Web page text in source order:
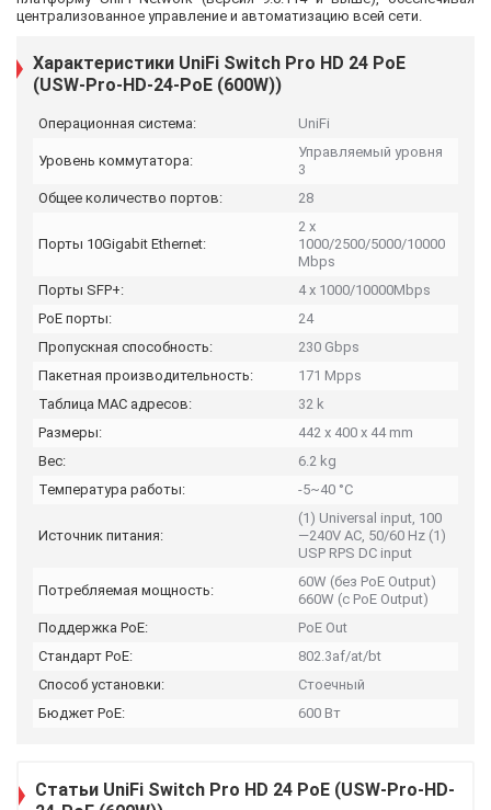
централизованное управление и автоматизацию всей сети.
Характеристики UniFi Switch Pro HD 24 PoE
(USW-Pro-HD-24-PoE (600W))
Операционная система: UniFi
Уровень коммутатора:
Управляемый уровня
3
Общее количество портов:
28
Порты 10Gigabit Ethernet:
2 х
1000/2500/5000/10000
Mbps
Порты SFP+:
4 x 1000/10000Mbps
PoE порты:
24
Пропускная способность:
230 Gbps
Пакетная производительность:
171 Mpps
Таблица MAC адресов:
32 k
Размеры:
442 x 400 x 44 mm
Вес:
6.2 kg
Температура работы:
-5~40 °C
Источник питания:
(1) Universal input, 100
—240V AC, 50/60 Hz (1)
USP RPS DC input
Потребляемая мощность:
60W (без PoE Output)
660W (с PoE Output)
Поддержка PoE:
PoE Out
Стандарт PoE:
802.3af/at/bt
Способ установки:
Стоечный
Бюджет PoE:
600 Вт
Статьи UniFi Switch Pro HD 24 PoE (USW-Pro-HD-